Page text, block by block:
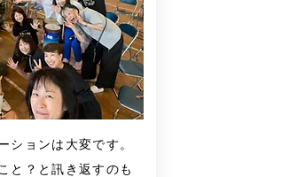
ションは大変です。
と？と訊き返すのも